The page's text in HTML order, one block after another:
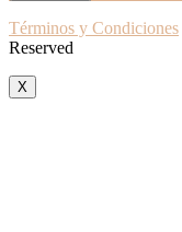
Términos y Condiciones
Reserved
X